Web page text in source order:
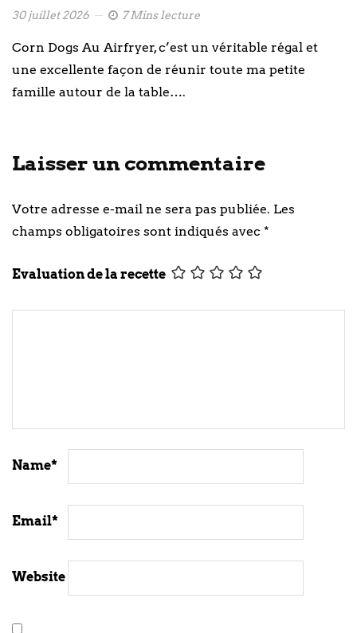
30 juillet 2026 7 Mins lecture
Corn Dogs Au Airfryer, c’est un véritable régal et
une excellente façon de réunir toute ma petite
famille autour de la table….
Laisser un commentaire
Votre adresse e-mail ne sera pas publiée. Les
champs obligatoires sont indiqués avec *
Evaluation de la recette
Name*
Email*
Website